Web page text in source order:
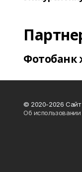
Фотобанк
© 2020-2026 Сайт
Об